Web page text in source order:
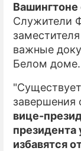
Служители
важные
Белом доме.
завершения
вице-
президента
избавятся